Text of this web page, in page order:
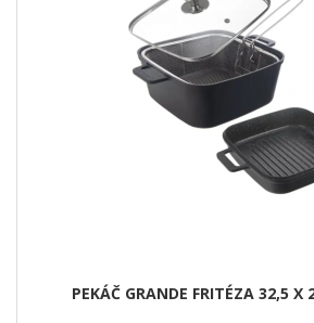
PEKÁČ GRANDE FRITÉZA 32,5 X